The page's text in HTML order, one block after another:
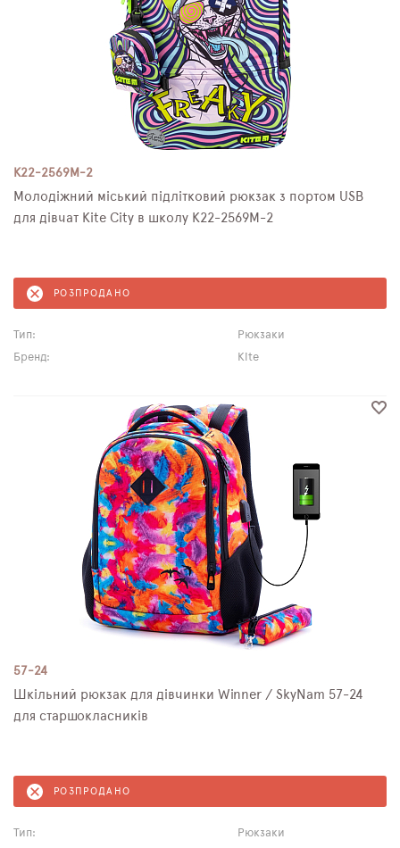
K22-2569M-2
Молодіжний міський підлітковий рюкзак з портом USB
для дівчат Kite City в школу K22-2569M-2
РОЗПРОДАНО
Тип:
Рюкзаки
Бренд:
Kite
57-24
Шкільний рюкзак для дівчинки Winner / SkyNam 57-24
для старшокласників
РОЗПРОДАНО
Тип: Рюкзаки